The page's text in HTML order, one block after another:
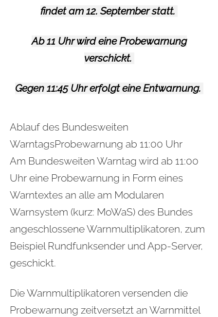
findet am 12. September statt.
Ab 11 Uhr wird eine Probewarnung
verschickt.
Gegen 11:45 Uhr erfolgt eine Entwarnung.
Ablauf des Bundesweiten
WarntagsProbewarnung ab 11:00 Uhr
Am Bundesweiten Warntag wird ab 11:00
Uhr eine Probewarnung in Form eines
Warntextes an alle am Modularen
Warnsystem (kurz: MoWaS) des Bundes
angeschlossene Warnmultiplikatoren, zum
Beispiel Rundfunksender und App-Server,
geschickt.
Die Warnmultiplikatoren versenden die
Probewarnung zeitversetzt an Warnmittel